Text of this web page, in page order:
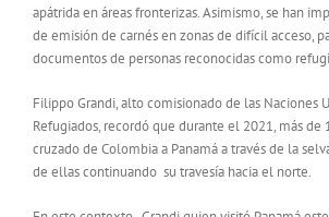
apátrida en áreas fronterizas. Asimismo, se han
de emisión de carnés en zonas de difícil acceso,
documentos de personas reconocidas como
Filippo Grandi, alto comisionado de las Naciones
Refugiados, recordó que durante el 2021, más de
cruzado de Colombia a Panamá a través de la
de ellas continuando su travesía hacia el norte.